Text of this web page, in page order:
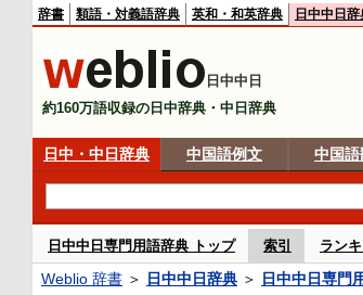
辞書 類語・対義語辞典 英和・和英辞典 日中中日辞
日中中日
約160万語収録の日中辞典・中日辞典
日中・中日辞典 中国語例文 中国語
日中中日専門用語辞典 トップ 索引 ラン
Weblio 辞書 ＞ 日中中日辞典 ＞ 日中中日専門